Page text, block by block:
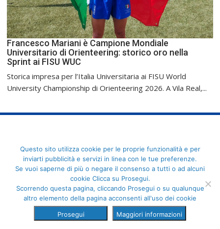
Francesco Mariani è Campione Mondiale
Universitario di Orienteering: storico oro nella
Sprint ai FISU WUC
Storica impresa per l’Italia Universitaria ai FISU World
University Championship di Orienteering 2026. A Vila Real,...
FederCUSI: Federazione Italiana dello Sport Universitario - Via
Angelo Brofferio, 7 - 00195 Roma - C.F. 80109270589
Questo sito utilizza cookie per le proprie funzionalità e per
inviarti pubblicità e servizi in linea con le tue preferenze.
Se vuoi saperne di più o negare il consenso a tutti o ad alcuni
cookie Clicca su Prosegui.
Scorrendo questa pagina, cliccando Prosegui o su qualunque
altro elemento della pagina acconsenti all'uso dei cookie
Prosegui Maggiori informazioni